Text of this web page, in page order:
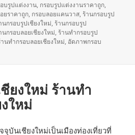
บ
บรูปแต่งงาน, กรอบรูปแต่งงานราคาถูก,
ยราคาถูก, กรอบลอยแคนวาส, ร้านกรอบรูป
นกรอบรูปเชียงใหม่, ร้านกรอบรูป
นกรอบลอยเชียงใหม่, ร้านทำกรอบรูป
านทำกรอบลอยเชียงใหม่, อัดภาพกรอบ
ยงใหม่ ร้านทำ
ใหม่
บันเชียงใหม่เป็นเมืองท่องเที่ยวที่